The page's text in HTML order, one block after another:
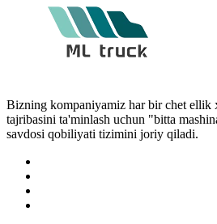
Bizning kompaniyamiz har bir chet ellik
tajribasini ta'minlash uchun "bitta
savdosi qobiliyati tizimini joriy qiladi.